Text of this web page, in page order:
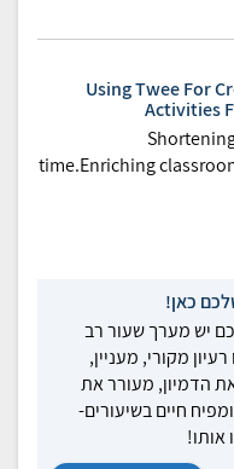
Using Twee For
Activities
time.Enriching
כאן!
יש מערך שעור רב
מקורי, מעניין,
הדמיון, מעורר את
חיים בשיעורים-
אותו!